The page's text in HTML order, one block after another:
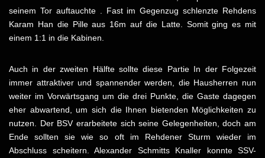
seinem Tor auftauchte . Fast im Gegenzug schlenzte Rehdens
Karam Han die Pille aus 16m auf die Latte. Somit ging es mit
einem 1:1 in die Kabinen.
Auch in der zweiten Hälfte sollte diese Partie In der Folgezeit
immer attraktiver und spannender werden, die Hausherren nun
weiter im Vorwärtsgang um die drei Punkte, die Gaste dagegen
eher abwartend, um sich die Ihnen bietenden Möglichkeiten zu
nutzen. Der BSV erarbeitete sich seine Gelegenheiten, doch am
Ende sollten sie wie so oft im Rehdener Sturm wieder im
Abschluss scheitern. Alexander Schmitts Knaller konnte SSV-